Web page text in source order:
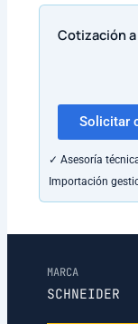
Cotización
Solicitar
✓ Asesoría
Importación
MARCA
SCHNEIDER